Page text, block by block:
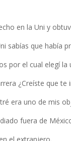
en la Uni y
sabías que había
por el cual elegí la
¿Creíste que
era uno de mis
fuera de